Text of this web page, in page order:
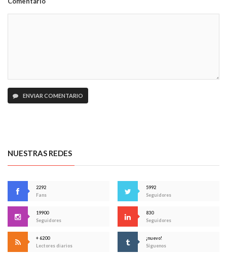
ENVIAR COMENTARIO
NUESTRAS REDES
2292
Fans
5992
Seguidores
19900
Seguidores
830
Seguidores
+ 6200
Lectores diarios
¡nuevo!
Síguenos